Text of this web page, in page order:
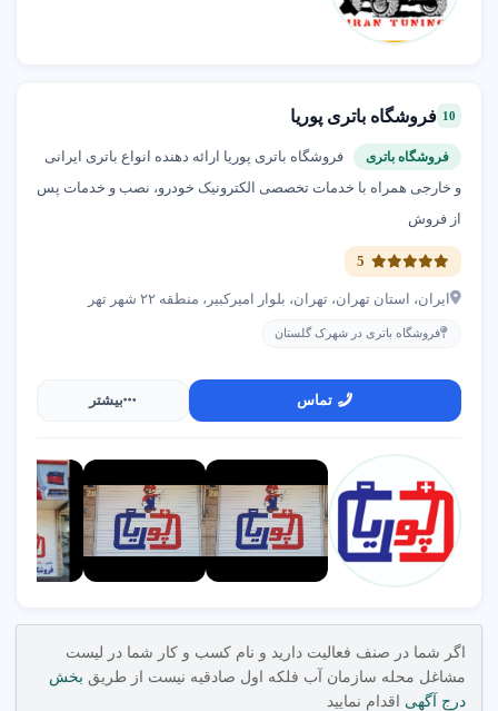
10 فروشگاه باتری پوریا
فروشگاه باتری
فروشگاه باتری پوریا ارائه دهنده انواع باتری ایرانی
و خارجی همراه با خدمات تخصصی الکترونیک خودرو، نصب و خدمات پس
از فروش
ایران، استان تهران، تهران، بلوار امیرکبیر، منطقه ۲۲ شهر تهر
فروشگاه باتری در شهرک گلستان
تماس بیشتر
اگر شما در صنف فعالیت دارید و نام کسب و کار شما در لیست
مشاغل محله سازمان آب فلکه اول صادقیه نیست از طریق بخش
درج آگهی اقدام نمایید